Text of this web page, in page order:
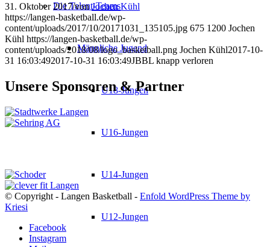
Die Talent-Teams
Männliche Jugend
U18-Jungen
U16-Jungen
U14-Jungen
U12-Jungen
31. Oktober 2017/vonJochen Kühl
https://langen-basketball.de/wp-
content/uploads/2017/10/20171031_135105.jpg 675 1200 Jochen
Kühl https://langen-basketball.de/wp-
content/uploads/2018/08/logo_basketball.png Jochen Kühl2017-10-
31 16:03:492017-10-31 16:03:49JBBL knapp verloren
Unsere Sponsoren & Partner
© Copyright - Langen Basketball - Enfold WordPress Theme by
Kriesi
Facebook
Instagram